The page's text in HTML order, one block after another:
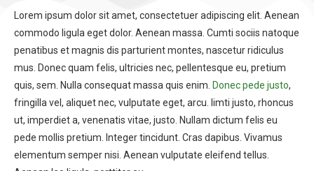
Lorem ipsum dolor sit amet, consectetuer adipiscing elit. Aenean
commodo ligula eget dolor. Aenean massa. Cumti sociis natoque
penatibus et magnis dis parturient montes, nascetur ridiculus
mus. Donec quam felis, ultricies nec, pellentesque eu, pretium
quis, sem. Nulla consequat massa quis enim. Donec pede justo,
fringilla vel, aliquet nec, vulputate eget, arcu. Iimti justo, rhoncus
ut, imperdiet a, venenatis vitae, justo. Nullam dictum felis eu
pede mollis pretium. Integer tincidunt. Cras dapibus. Vivamus
elementum semper nisi. Aenean vulputate eleifend tellus.